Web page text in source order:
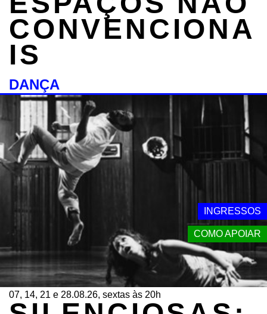
INGRESSOS
COMO APOIAR
CONVENCIONA
IS
DANÇA
07, 14, 21 e 28.08.26, sextas às 20h